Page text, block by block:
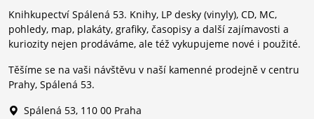
Knihkupectví Spálená 53. Knihy, LP desky (vinyly), CD, MC,
pohledy, map, plakáty, grafiky, časopisy a další zajímavosti a
kuriozity nejen prodáváme, ale též vykupujeme nové i použité.
Těšíme se na vaši návštěvu v naší kamenné prodejně v centru
Prahy, Spálená 53.
Spálená 53, 110 00 Praha